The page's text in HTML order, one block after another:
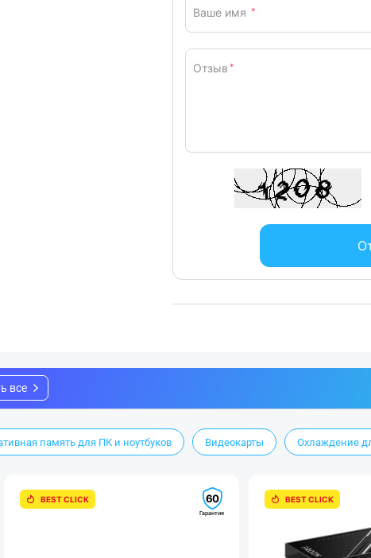
поэтому их надежность
Для всех любителей хорошего
Инновационные инженерные
позволяя достичь существенной
особый режим работы, в котором
контролеров периферийных
Интерфейс M.2 обеспечивает
идеально подходит для
Ваше имя *
Отзыв *
все
память для ПК и ноутбуков Видеокарты Охлаждение
BEST CLICK 60
Гарантия
BEST CLICK